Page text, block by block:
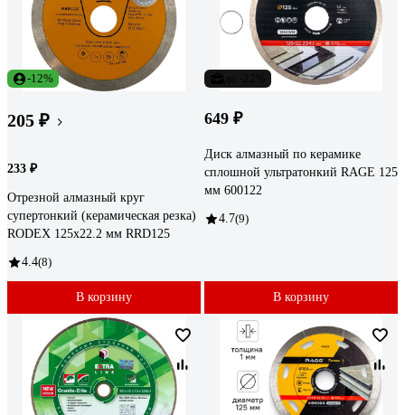
-12%
205 ₽
233 ₽
Отрезной алмазный круг
супертонкий (керамическая резка)
RODEX 125х22.2 мм RRD125
4.4(8)
В корзину
649 ₽
Диск алмазный по керамике
сплошной ультратонкий RAGE 125
мм 600122
4.7(9)
В корзину